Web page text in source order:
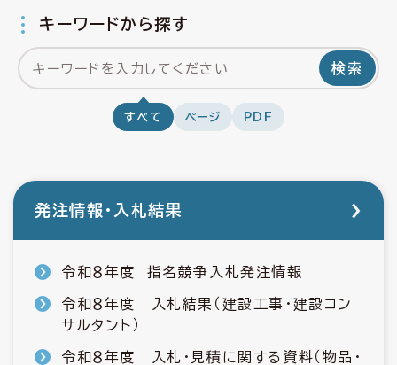
キーワードから探す
検索
すべて ページ PDF
発注情報・入札結果
令和８年度 指名競争入札発注情報
令和８年度 入札結果（建設工事・建設コン
サルタント）
令和８年度 入札・見積に関する資料（物品・